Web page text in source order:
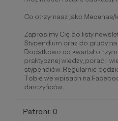
Co otrzymasz jako Mecenas/
Zaprosimy Cię do listy
Stypendium oraz do grupy
Dodatkowo co kwartał
praktycznej wiedzy, porad i
stypendiów. Regularnie
Tobie we wpisach na
darczyńców.
Patroni: 0